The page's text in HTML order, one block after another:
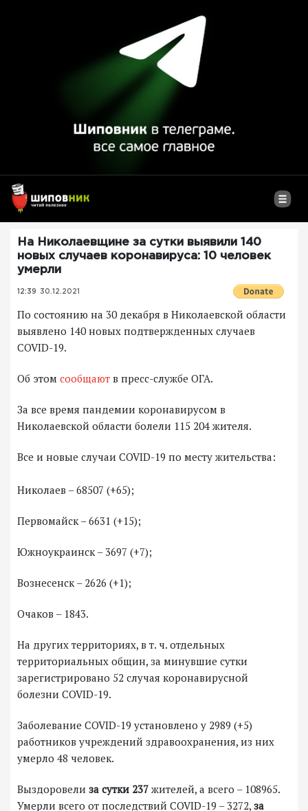
На Николаевщине за сутки выявили 140
новых случаев коронавируса: 10 человек
умерли
12:39 30.12.2021
По состоянию на 30 декабря в Николаевской области
выявлено 140 новых подтвержденных случаев
COVID-19.
Об этом сообщают в пресс-службе ОГА.
За все время пандемии коронавирусом в
Николаевской области болели 115 204 жителя.
Все и новые случаи COVID-19 по месту жительства:
Николаев – 68507 (+65);
Первомайск – 6631 (+15);
Южноукраинск – 3697 (+7);
Вознесенск – 2626 (+1);
Очаков – 1843.
На других территориях, в т. ч. отдельных
территориальных общин, за минувшие сутки
зарегистрировано 52 случая коронавирусной
болезни COVID-19.
Заболевание COVID-19 установлено у 2989 (+5)
работников учреждений здравоохранения, из них
умерло 48 человек.
Выздоровели за сутки 237 жителей, а всего – 108965.
Умерли всего от последствий COVID-19 – 3272, за